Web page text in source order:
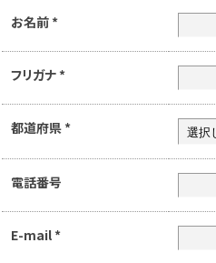
お名前 *
フリガナ *
都道府県 *
電話番号
E-mail *